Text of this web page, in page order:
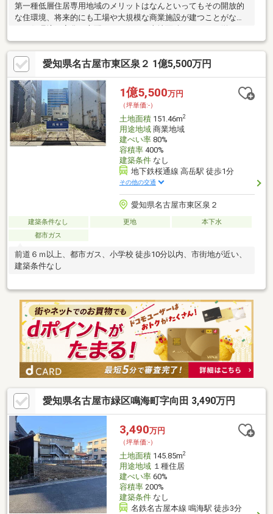
第一種低層住居専用地域のメリットはなんといってもその開放的
な住環境、将来的にも工場や大規模な商業施設が建つことがな
く、住環境の変化も心配ありません。土地面積は239.23㎡(約７２
坪)あります。周辺環境の良い売地ですので、土地購入をご検討の
ファミリー層におすすめです。初めての不動産探しは不安や疑問
がたくさんあるかと思います。当社の経験と知識豊富なスタッフ
がわかりやすく解説し、お客様の不安を解消いたします。ぜひお
気軽にお問い合わせください。
愛知県名古屋市東区泉２ 1億5,500万円
1億5,500万円
（坪単価:-）
土地面積151.46m2
用途地域商業地域
建ぺい率80%
容積率400%
建築条件なし
地下鉄桜通線 高岳駅 徒歩1分
その他の交通
愛知県名古屋市東区泉２
建築条件なし 更地
本下水
都市ガス
前道６ｍ以上、都市ガス、小学校 徒歩10分以内、市街地が近い、
建築条件なし
愛知県名古屋市緑区鳴海町字向田 3,490万円
3,490万円
（坪単価:-）
土地面積145.85m2
用途地域１種住居
建ぺい率60%
容積率200%
建築条件なし
名鉄名古屋本線 鳴海駅 徒歩3分